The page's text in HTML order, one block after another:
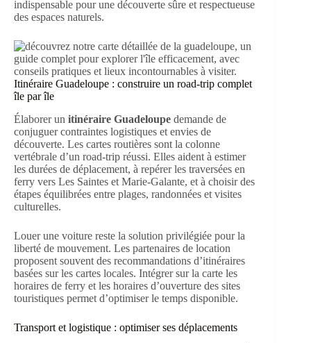
indispensable pour une découverte sûre et respectueuse
des espaces naturels.
Itinéraire Guadeloupe : construire un road-trip complet
île par île
Élaborer un itinéraire Guadeloupe demande de
conjuguer contraintes logistiques et envies de
découverte. Les cartes routières sont la colonne
vertébrale d’un road-trip réussi. Elles aident à estimer
les durées de déplacement, à repérer les traversées en
ferry vers Les Saintes et Marie-Galante, et à choisir des
étapes équilibrées entre plages, randonnées et visites
culturelles.
Louer une voiture reste la solution privilégiée pour la
liberté de mouvement. Les partenaires de location
proposent souvent des recommandations d’itinéraires
basées sur les cartes locales. Intégrer sur la carte les
horaires de ferry et les horaires d’ouverture des sites
touristiques permet d’optimiser le temps disponible.
Transport et logistique : optimiser ses déplacements